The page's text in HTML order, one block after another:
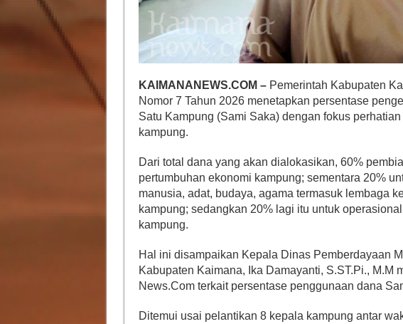
KAIMANANEWS.COM –Pemerintah Kabupaten
Nomor 7 Tahun 2026 menetapkan persentase
Satu Kampung (Sami Saka) dengan fokus
kampung.
Dari total dana yang akan dialokasikan, 60%
pertumbuhan ekonomi kampung; sementara 20%
manusia, adat, budaya, agama termasuk lembaga
kampung; sedangkan 20% lagi itu untuk
kampung.
Hal ini disampaikan Kepala Dinas Pemberdayaan
Kabupaten Kaimana, Ika Damayanti, S.ST.Pi., M.M
News.Com terkait persentase penggunaan dana
Ditemui usai pelantikan 8 kepala kampung antar